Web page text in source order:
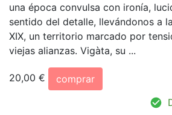
una época convulsa con ironía,
sentido del detalle, llevándonos a
XIX, un territorio marcado por
viejas alianzas. Vigàta, su ...
20,00 €
comprar